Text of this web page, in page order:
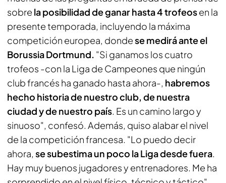
sobre la posibilidad de ganar hasta 4 trofeosen la
presente temporada, incluyendo la máxima
competición europea, dondese medirá ante el
Borussia Dortmund. "Si ganamos los cuatro
trofeos -con la Liga de Campeones que ningún
club francés ha ganado hasta ahora-, habremos
hecho historia de nuestro club, de nuestra
ciudad y de nuestro país. Es un camino largo y
sinuoso", confesó. Además, quiso alabar el nivel
de la competición francesa. "Lo puedo decir
ahora, se subestima un poco la Liga desde fuera.
Hay muy buenos jugadores y entrenadores. Me ha